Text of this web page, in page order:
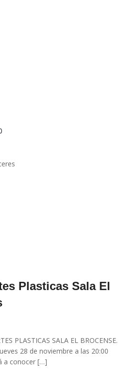
Plasticas Sala El
PLASTICAS SALA EL BROCENSE.
28 de noviembre a las 20:00
a conocer […]